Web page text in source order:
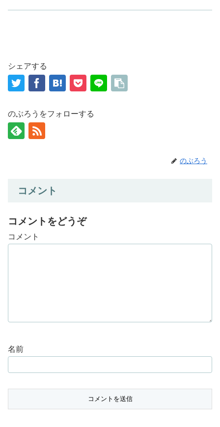
シェアする
のぶろうをフォローする
のぶろう
コメント
コメントをどうぞ
コメント
名前